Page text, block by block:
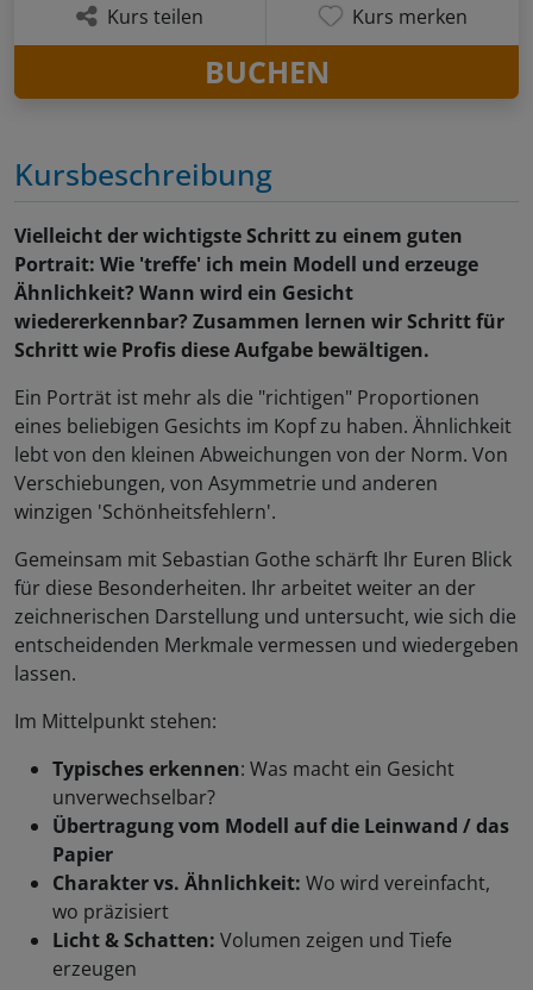
Kursbeschreibung
Vielleicht der wichtigste Schritt zu einem guten
Portrait: Wie 'treffe' ich mein Modell und erzeuge
Ähnlichkeit? Wann wird ein Gesicht
wiedererkennbar? Zusammen lernen wir Schritt für
Schritt wie Profis diese Aufgabe bewältigen.
Ein Porträt ist mehr als die "richtigen" Proportionen
eines beliebigen Gesichts im Kopf zu haben. Ähnlichkeit
lebt von den kleinen Abweichungen von der Norm. Von
Verschiebungen, von Asymmetrie und anderen
winzigen 'Schönheitsfehlern'.
Gemeinsam mit Sebastian Gothe schärft Ihr Euren Blick
für diese Besonderheiten. Ihr arbeitet weiter an der
zeichnerischen Darstellung und untersucht, wie sich die
entscheidenden Merkmale vermessen und wiedergeben
lassen.
Im Mittelpunkt stehen:
Typisches erkennen: Was macht ein Gesicht
unverwechselbar?
Übertragung vom Modell auf die Leinwand / das
Papier
Charakter vs. Ähnlichkeit: Wo wird vereinfacht,
wo präzisiert
Licht & Schatten: Volumen zeigen und Tiefe
erzeugen
Kurs teilen Kurs merken
BUCHEN